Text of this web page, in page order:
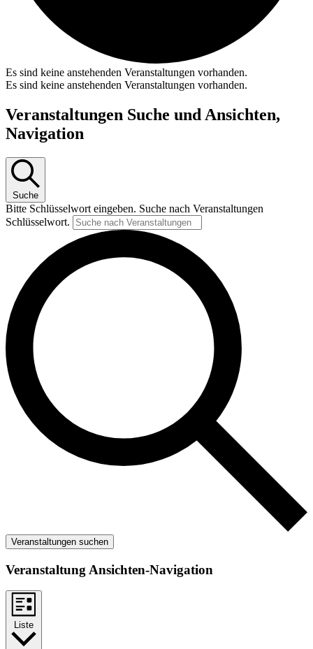
Es sind keine anstehenden Veranstaltungen vorhanden.
Es sind keine anstehenden Veranstaltungen vorhanden.
Veranstaltungen Suche und Ansichten,
Navigation
Suche
Bitte Schlüsselwort eingeben. Suche nach Veranstaltungen
Schlüsselwort.
Veranstaltungen suchen
Veranstaltung Ansichten-Navigation
Liste